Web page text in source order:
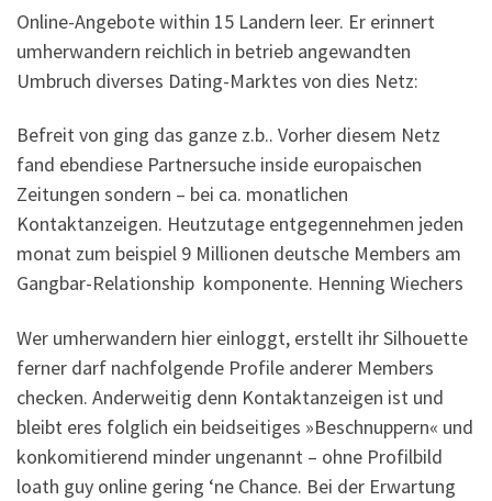
Online-Angebote within 15 Landern leer. Er erinnert
umherwandern reichlich in betrieb angewandten
Umbruch diverses Dating-Marktes von dies Netz:
Befreit von ging das ganze z.b.. Vorher diesem Netz
fand ebendiese Partnersuche inside europaischen
Zeitungen sondern – bei ca. monatlichen
Kontaktanzeigen. Heutzutage entgegennehmen jeden
monat zum beispiel 9 Millionen deutsche Members am
Gangbar-Relationship komponente. Henning Wiechers
Wer umherwandern hier einloggt, erstellt ihr Silhouette
ferner darf nachfolgende Profile anderer Members
checken. Anderweitig denn Kontaktanzeigen ist und
bleibt eres folglich ein beidseitiges »Beschnuppern« und
konkomitierend minder ungenannt – ohne Profilbild
loath guy online gering ‘ne Chance. Bei der Erwartung